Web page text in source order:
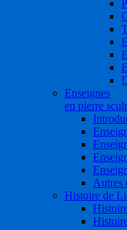
Enseignes
en pierre
Autres
Histoire de